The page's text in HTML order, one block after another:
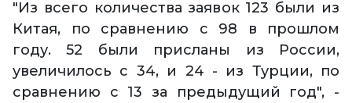
"Из всего количества заявок 123 были из
Китая, по сравнению с 98 в прошлом
году. 52 были присланы из России,
увеличилось с 34, и 24 - из Турции, по
сравнению с 13 за предыдущий год", -